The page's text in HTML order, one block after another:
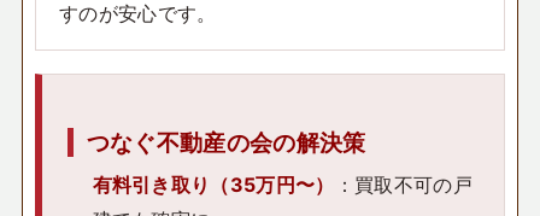
すのが安心です。
つなぐ不動産の会の解決策
有料引き取り（35万円〜）
：買取不可の戸